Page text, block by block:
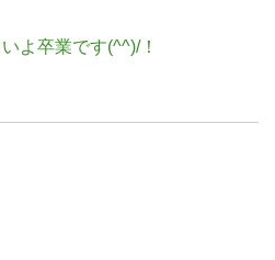
よ卒業です(^^)/！